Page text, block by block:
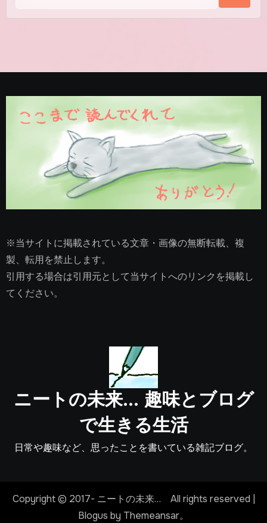
※当サイトに掲載されている文章・画像の無断転載、複
製、転用を禁止します。
引用する場合は引用元として当サイトへのリンクを掲載し
てください。
ニートの未来… 趣味とブログ
で生きる生活
日常や趣味など、思ったことを書いている雑記ブログ。
Copyright © 2017- ニートの未来… All rights reserved |
Blogus by Themeansar。